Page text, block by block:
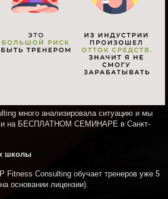
много анализировала ситуацию и мы
на БЕСПЛАТНОМ СЕМИНАРЕ в Санкт-
школы
Fitness Consulting обучает тренеров уже 5
основании лицензии).